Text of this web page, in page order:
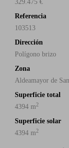
329.475 €
Referencia
103513
Dirección
Polígono brizo
Zona
Aldeamayor de
Superficie total
4394 m2
Superficie solar
4394 m2